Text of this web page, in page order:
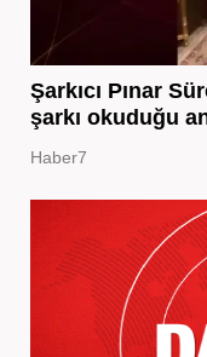
Şarkıcı Pınar
şarkı okuduğu
Haber7